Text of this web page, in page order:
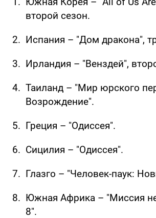
второй сезон.
Испания – "Дом дракона",
Ирландия – "Венздей",
Таиланд – "Мир юрского
Возрождение".
Греция – "Одиссея".
Сицилия – "Одиссея".
Глазго – "Человек-паук:
Южная Африка – "Миссия
8".